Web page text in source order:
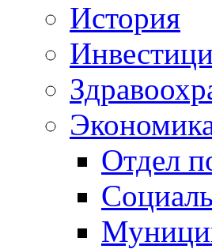
История
Отдел